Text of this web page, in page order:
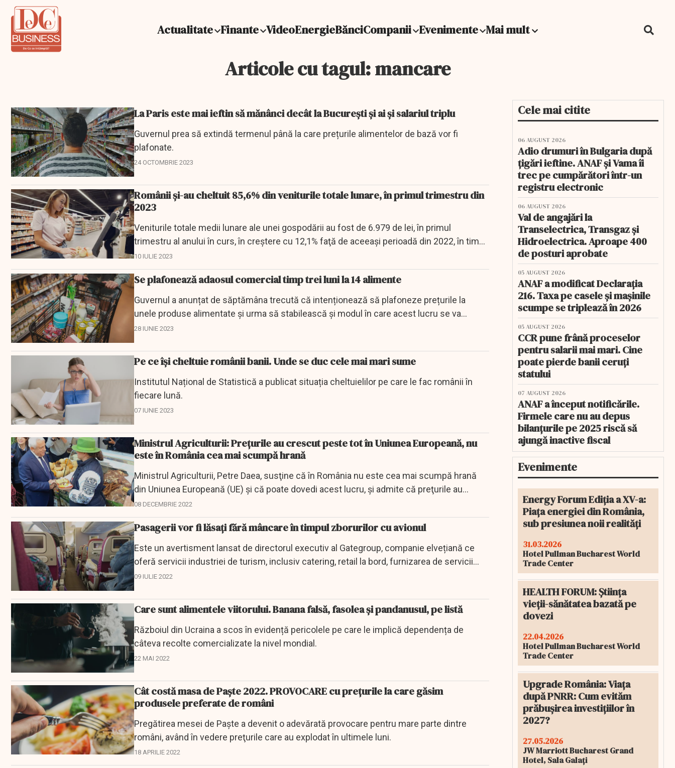
Actualitate Finante VideoEnergieBănciCompanii Evenimente Mai mult
Articole cu tagul: mancare
La Paris este mai ieftin să mănânci decât la București și ai și salariul triplu
Guvernul prea să extindă termenul până la care prețurile alimentelor de bază vor fi
plafonate.
24 OCTOMBRIE 2023
Românii și-au cheltuit 85,6% din veniturile totale lunare, în primul trimestru din
2023
Veniturile totale medii lunare ale unei gospodării au fost de 6.979 de lei, în primul
trimestru al anului în curs, în creştere cu 12,1% faţă de aceeaşi perioadă din 2022, în timp
ce...
10 IULIE 2023
Se plafonează adaosul comercial timp trei luni la 14 alimente
Guvernul a anunțat de săptămâna trecută că intenționează să plafoneze prețurile la
unele produse alimentate și urma să stabilească și modul în care acest lucru se va
produce.
28 IUNIE 2023
Pe ce își cheltuie românii banii. Unde se duc cele mai mari sume
Institutul Național de Statistică a publicat situația cheltuielilor pe care le fac românii în
fiecare lună.
07 IUNIE 2023
Ministrul Agriculturii: Preţurile au crescut peste tot în Uniunea Europeană, nu
este în România cea mai scumpă hrană
Ministrul Agriculturii, Petre Daea, susţine că în România nu este cea mai scumpă hrană
din Uniunea Europeană (UE) şi că poate dovedi acest lucru, şi admite că preţurile au
crescut peste...
08 DECEMBRIE 2022
Pasagerii vor fi lăsați fără mâncare în timpul zborurilor cu avionul
Este un avertisment lansat de directorul executiv al Gategroup, companie elvețiană ce
oferă servicii industriei de turism, inclusiv catering, retail la bord, furnizarea de servicii
alimentare și...
09 IULIE 2022
Care sunt alimentele viitorului. Banana falsă, fasolea și pandanusul, pe listă
Războiul din Ucraina a scos în evidență pericolele pe care le implică dependența de
câteva recolte comercializate la nivel mondial.
22 MAI 2022
Cât costă masa de Paşte 2022. PROVOCARE cu preţurile la care găsim
produsele preferate de români
Pregătirea mesei de Paşte a devenit o adevărată provocare pentru mare parte dintre
români, având în vedere preţurile care au explodat în ultimele luni.
18 APRILIE 2022
Cele mai citite
06 AUGUST 2026
Adio drumuri în Bulgaria după
țigări ieftine. ANAF și Vama îi
trec pe cumpărători într-un
registru electronic
06 AUGUST 2026
Val de angajări la
Transelectrica, Transgaz și
Hidroelectrica. Aproape 400
de posturi aprobate
05 AUGUST 2026
ANAF a modificat Declarația
216. Taxa pe casele și mașinile
scumpe se triplează în 2026
05 AUGUST 2026
CCR pune frână proceselor
pentru salarii mai mari. Cine
poate pierde banii ceruți
statului
07 AUGUST 2026
ANAF a început notificările.
Firmele care nu au depus
bilanțurile pe 2025 riscă să
ajungă inactive fiscal
Evenimente
Energy Forum Ediția a XV-a:
Piața energiei din România,
sub presiunea noii realități
31.03.2026
Hotel Pullman Bucharest World
Trade Center
HEALTH FORUM: Știința
vieții-sănătatea bazată pe
dovezi
22.04.2026
Hotel Pullman Bucharest World
Trade Center
Upgrade România: Viața
după PNRR: Cum evităm
prăbușirea investițiilor în
2027?
27.05.2026
JW Marriott Bucharest Grand
Hotel, Sala Galați